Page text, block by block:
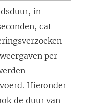
in
dat
per
Hieronder
de duur van